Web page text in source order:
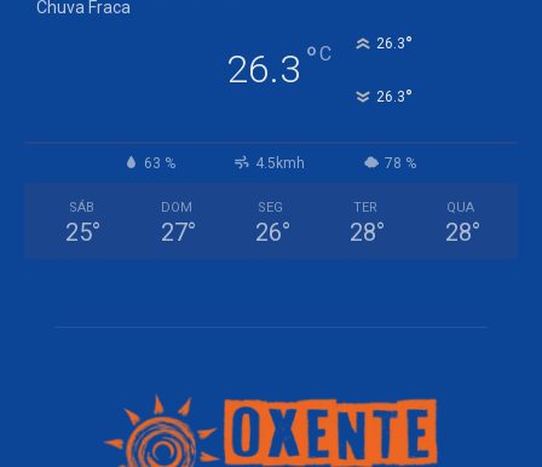
Chuva Fraca
26.3 °C 26.3°
26.3°
63 % 4.5kmh 78 %
SÁB
25°
DOM
27°
SEG
26°
TER
28°
QUA
28°